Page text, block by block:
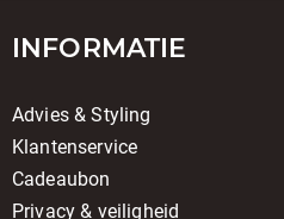
INFORMATIE
Advies & Styling
Klantenservice
Cadeaubon
Privacy & veiligheid